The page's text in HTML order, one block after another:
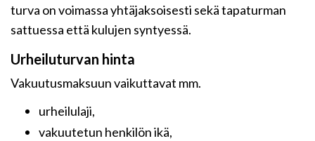
turva on voimassa yhtäjaksoisesti sekä tapaturman
sattuessa että kulujen syntyessä.
Urheiluturvan hinta
Vakuutusmaksuun vaikuttavat mm.
urheilulaji,
vakuutetun henkilön ikä,